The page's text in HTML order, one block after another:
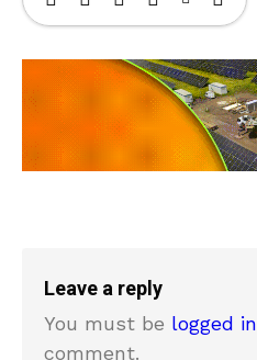
Leave a reply
You must be logged in
comment.